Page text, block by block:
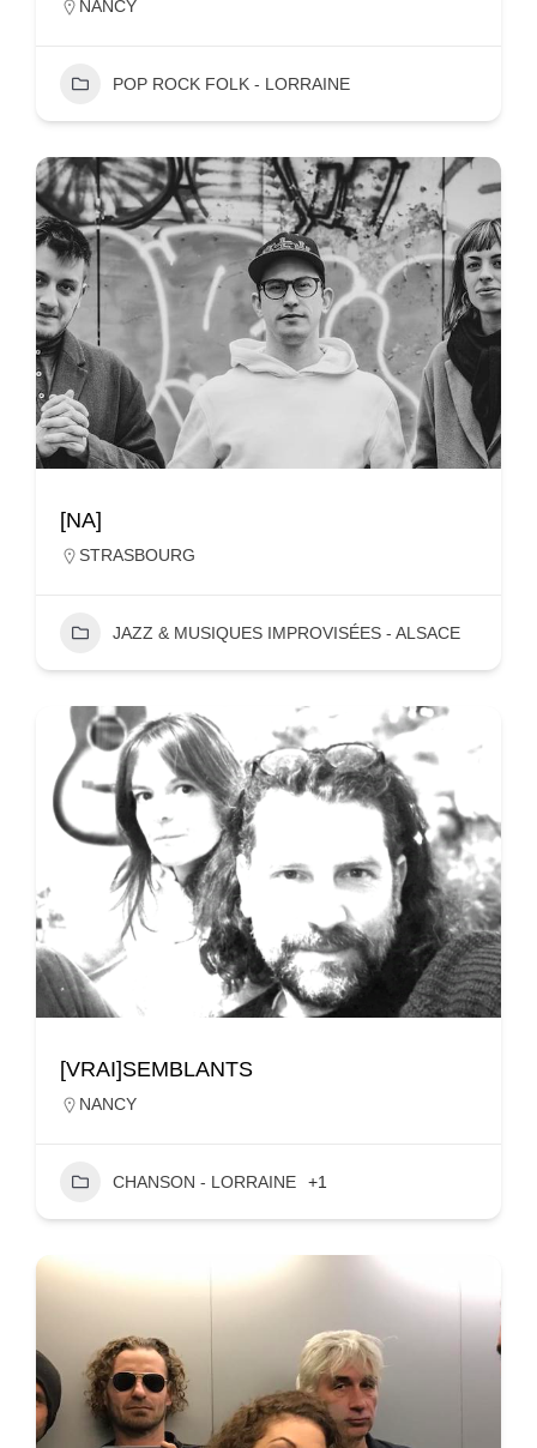
NANCY
POP ROCK FOLK - LORRAINE
[NA]
STRASBOURG
JAZZ & MUSIQUES IMPROVISÉES - ALSACE
[VRAI]SEMBLANTS
NANCY
CHANSON - LORRAINE +1